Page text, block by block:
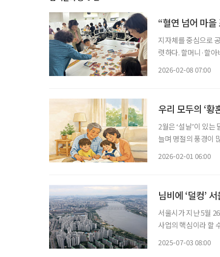
“혈연 넘어 마
지자체를 중심으로
렷하다. 할머니·할
2026-02-08 07:00
우리 모두의 ‘황
2월은 ‘설날’이 있
늘며 명절의 풍경이
2026-02-01 06:00
님비에 ‘덜컹’
서울시가 지난 5월
사업의 핵심이라 할
2025-07-03 08:00